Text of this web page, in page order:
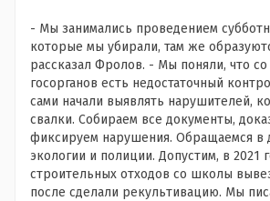
- Мы занимались проведением
которые мы убирали, там же
рассказал Фролов. - Мы поняли, что
госорганов есть недостаточный
сами начали выявлять нарушителей,
свалки. Собираем все документы,
фиксируем нарушения. Обращаемся в
экологии и полиции. Допустим, в 2021
строительных отходов со школы
после сделали рекультивацию. Мы